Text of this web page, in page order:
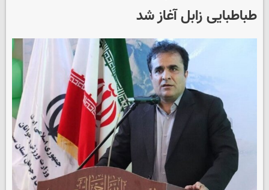
طباطبایی زابل آغاز شد